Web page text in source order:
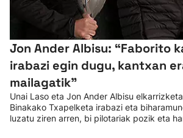
Jon Ander Albisu: “Faborito
irabazi egin dugu, kantxan
mailagatik”
Unai Laso eta Jon Ander Albisu
Binakako Txapelketa irabazi eta
luzatu ziren arren, bi pilotariak pozik eta